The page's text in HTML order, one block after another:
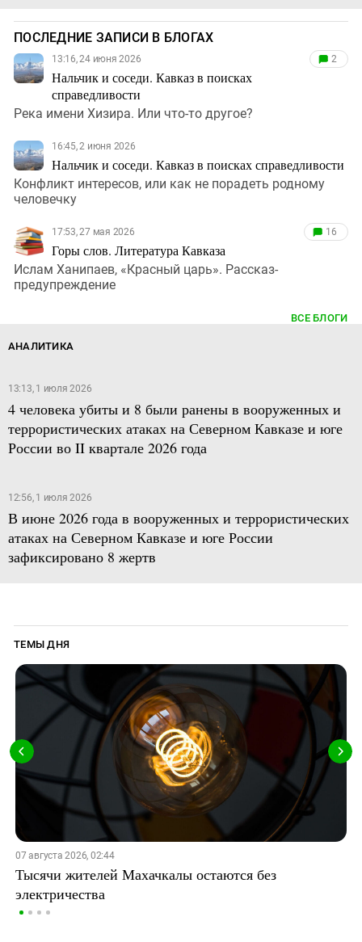
ПОСЛЕДНИЕ ЗАПИСИ В БЛОГАХ
13:16, 24 июня 2026
Нальчик и соседи. Кавказ в поисках
справедливости
2
Река имени Хизира. Или что-то другое?
16:45, 2 июня 2026
Нальчик и соседи. Кавказ в поисках справедливости
Конфликт интересов, или как не порадеть родному
человечку
17:53, 27 мая 2026
Горы слов. Литература Кавказа
16
Ислам Ханипаев, «Красный царь». Рассказ-
предупреждение
ВСЕ БЛОГИ
АНАЛИТИКА
13:13, 1 июля 2026
4 человека убиты и 8 были ранены в вооруженных и
террористических атаках на Северном Кавказе и юге
России во II квартале 2026 года
12:56, 1 июля 2026
В июне 2026 года в вооруженных и террористических
атаках на Северном Кавказе и юге России
зафиксировано 8 жертв
ТЕМЫ ДНЯ
07 августа 2026, 02:44
Тысячи жителей Махачкалы остаются без
электричества